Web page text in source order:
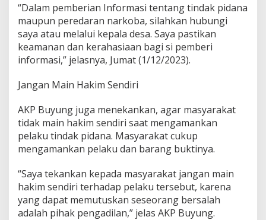
“Dalam pemberian Informasi tentang tindak pidana
maupun peredaran narkoba, silahkan hubungi
saya atau melalui kepala desa. Saya pastikan
keamanan dan kerahasiaan bagi si pemberi
informasi,” jelasnya, Jumat (1/12/2023).
Jangan Main Hakim Sendiri
AKP Buyung juga menekankan, agar masyarakat
tidak main hakim sendiri saat mengamankan
pelaku tindak pidana. Masyarakat cukup
mengamankan pelaku dan barang buktinya.
“Saya tekankan kepada masyarakat jangan main
hakim sendiri terhadap pelaku tersebut, karena
yang dapat memutuskan seseorang bersalah
adalah pihak pengadilan,” jelas AKP Buyung.